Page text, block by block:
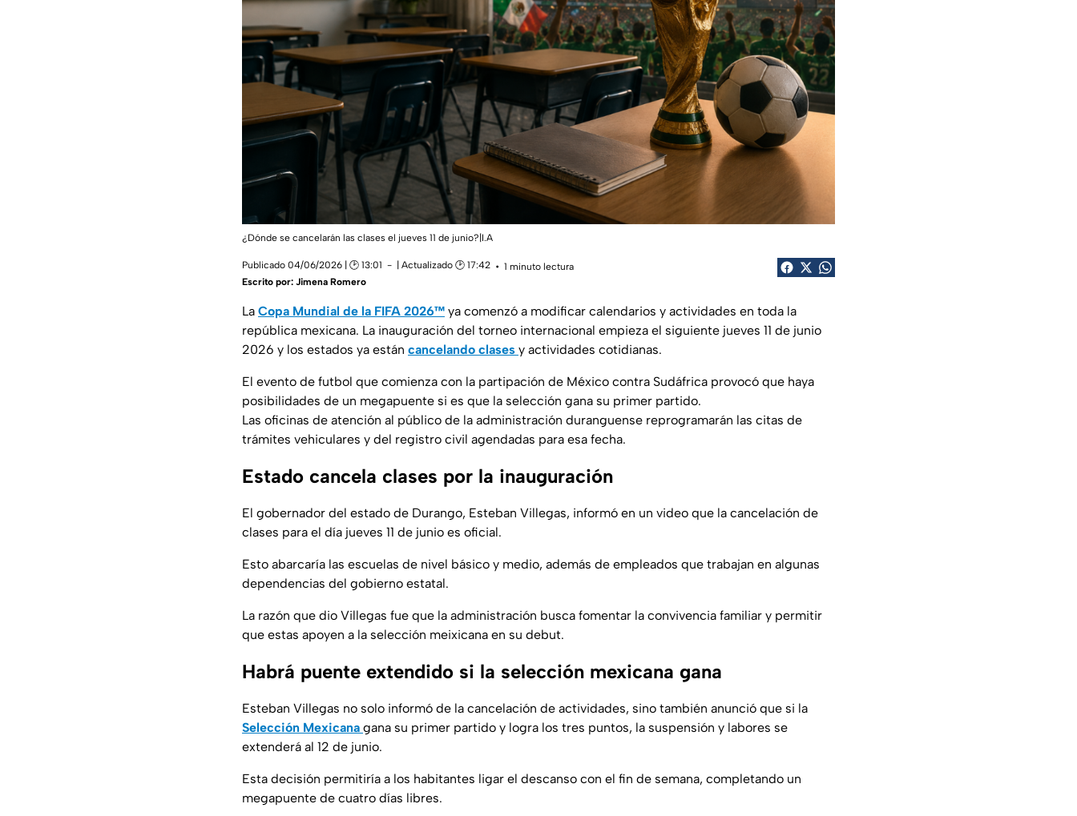
¿Dónde se cancelarán las clases el jueves 11 de junio?|I.A
Publicado 04/06/2026 | 🕑 13:01 | Actualizado 🕑 17:42
1 minuto lectura
Escrito por: Jimena Romero
La Copa Mundial de la FIFA 2026™ ya comenzó a modificar calendarios y actividades en toda la
república mexicana. La inauguración del torneo internacional empieza el siguiente jueves 11 de junio
2026 y los estados ya están cancelando clases y actividades cotidianas.
El evento de futbol que comienza con la partipación de México contra Sudáfrica provocó que haya
posibilidades de un megapuente si es que la selección gana su primer partido.
Las oficinas de atención al público de la administración duranguense reprogramarán las citas de
trámites vehiculares y del registro civil agendadas para esa fecha.
Estado cancela clases por la inauguración
El gobernador del estado de Durango, Esteban Villegas, informó en un video que la cancelación de
clases para el día jueves 11 de junio es oficial.
Esto abarcaría las escuelas de nivel básico y medio, además de empleados que trabajan en algunas
dependencias del gobierno estatal.
La razón que dio Villegas fue que la administración busca fomentar la convivencia familiar y permitir
que estas apoyen a la selección meixicana en su debut.
Habrá puente extendido si la selección mexicana gana
Esteban Villegas no solo informó de la cancelación de actividades, sino también anunció que si la
Selección Mexicana gana su primer partido y logra los tres puntos, la suspensión y labores se
extenderá al 12 de junio.
Esta decisión permitiría a los habitantes ligar el descanso con el fin de semana, completando un
megapuente de cuatro días libres.